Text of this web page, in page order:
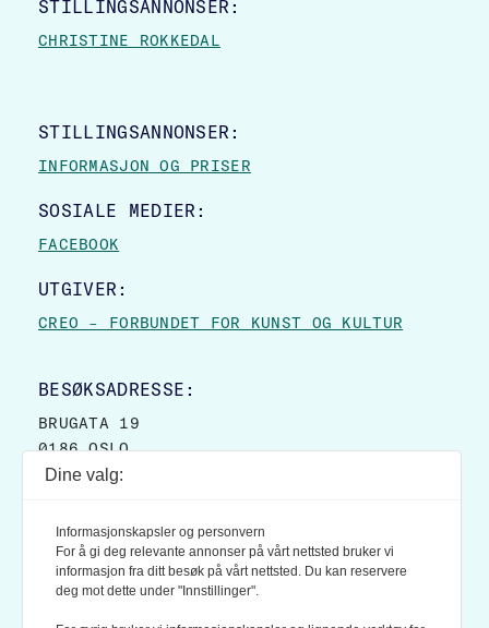
STILLINGSANNONSER:
CHRISTINE ROKKEDAL
STILLINGSANNONSER:
INFORMASJON OG PRISER
SOSIALE MEDIER:
FACEBOOK
UTGIVER:
CREO – FORBUNDET FOR KUNST OG KULTUR
BESØKSADRESSE:
BRUGATA 19
0186 OSLO
POSTBOKS 9007 GRØNLAND
0133 OSLO
LES OGSÅ:
Dine valg:
Informasjonskapsler og personvern
For å gi deg relevante annonser på vårt nettsted bruker vi
informasjon fra ditt besøk på vårt nettsted. Du kan reservere
deg mot dette under "Innstillinger".